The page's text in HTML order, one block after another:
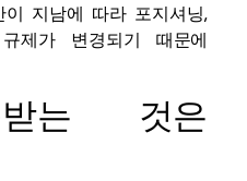
이 지남에 따라 포지셔닝,
제가 변경되기 때문에
는 것은